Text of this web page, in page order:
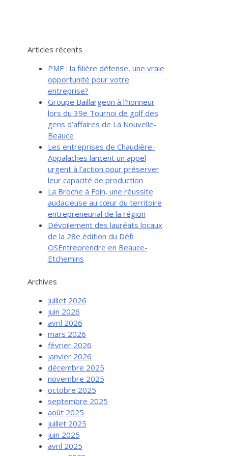
Articles récents
PME : la filière défense, une vraie
opportunité pour votre
entreprise?
Groupe Baillargeon à l’honneur
lors du 39e Tournoi de golf des
gens d’affaires de La Nouvelle-
Beauce
Les entreprises de Chaudière-
Appalaches lancent un appel
urgent à l’action pour préserver
leur capacité de production
La Broche à Foin, une réussite
audacieuse au cœur du territoire
entrepreneurial de la région
Dévoilement des lauréats locaux
de la 28e édition du Défi
OSEntreprendre en Beauce-
Etchemins
Archives
juillet 2026
juin 2026
avril 2026
mars 2026
février 2026
janvier 2026
décembre 2025
novembre 2025
octobre 2025
septembre 2025
août 2025
juillet 2025
juin 2025
avril 2025